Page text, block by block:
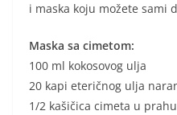
i maska koju možete sami
Maska sa cimetom:
100 ml kokosovog ulja
20 kapi eteričnog ulja
1/2 kašičica cimeta u prahu